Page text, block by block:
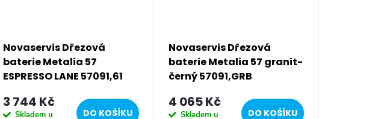
Novaservis Dřezová
baterie Metalia 57
ESPRESSO LANE 57091,61
3 744 Kč
Skladem u DO KOŠÍKU
Novaservis Dřezová
baterie Metalia 57 granit-
černý 57091,GRB
4 065 Kč
Skladem u DO KOŠÍKU